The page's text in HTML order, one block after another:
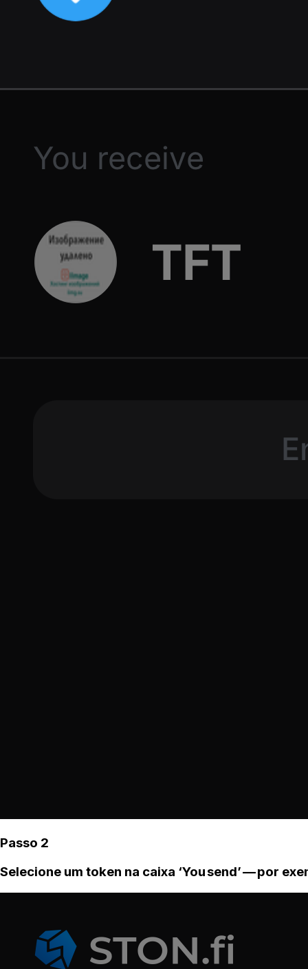
Passo 2
Selecione um token na caixa ‘You send’ — por